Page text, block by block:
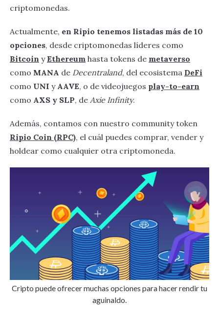
criptomonedas.
Actualmente, en Ripio tenemos listadas más de 10
opciones, desde criptomonedas líderes como
Bitcoin yEthereum hasta tokens de metaverso
como MANA de Decentraland, del ecosistema DeFi
como UNI y AAVE, o de videojuegos play-to-earn
como AXS y SLP, de Axie Infinity.
Además, contamos con nuestro community token
Ripio Coin (RPC), el cuál puedes comprar, vender y
holdear como cualquier otra criptomoneda.
Cripto puede ofrecer muchas opciones para hacer rendir tu
aguinaldo.